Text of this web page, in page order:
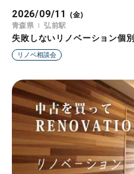
2026/09/11
(金)
青森県
弘前駅
失敗しないリノベーション個
リノベ相談会